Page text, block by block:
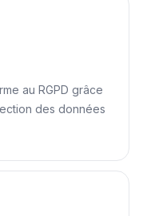
au RGPD grâce
des données